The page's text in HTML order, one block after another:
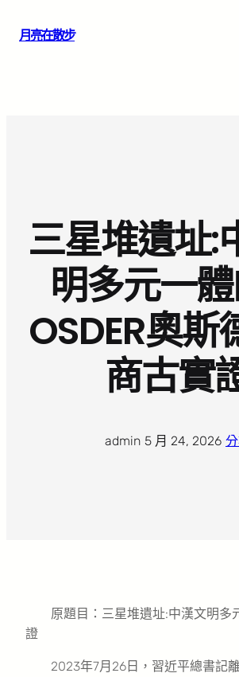
月亮在散步
三星堆遺址:
明多元一
OSDER奧斯
商古實
admin 5 月 24, 2026
原題目：三星堆遺址:中漢文明多
證
2023年7月26日，習近平總書記